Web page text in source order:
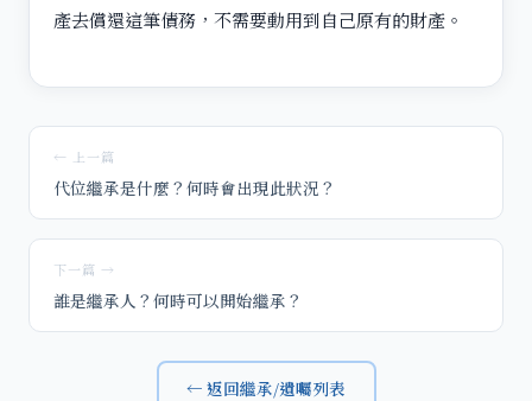
產去償還這筆債務，不需要動用到自己原有的財產。
← 上一篇
代位繼承是什麼？何時會出現此狀況？
下一篇 →
誰是繼承人？何時可以開始繼承？
← 返回繼承/遺囑列表